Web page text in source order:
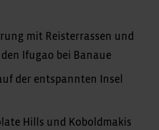
mit Reisterrassen und
Ifugao bei Banaue
der entspannten Insel
Hills und Koboldmakis